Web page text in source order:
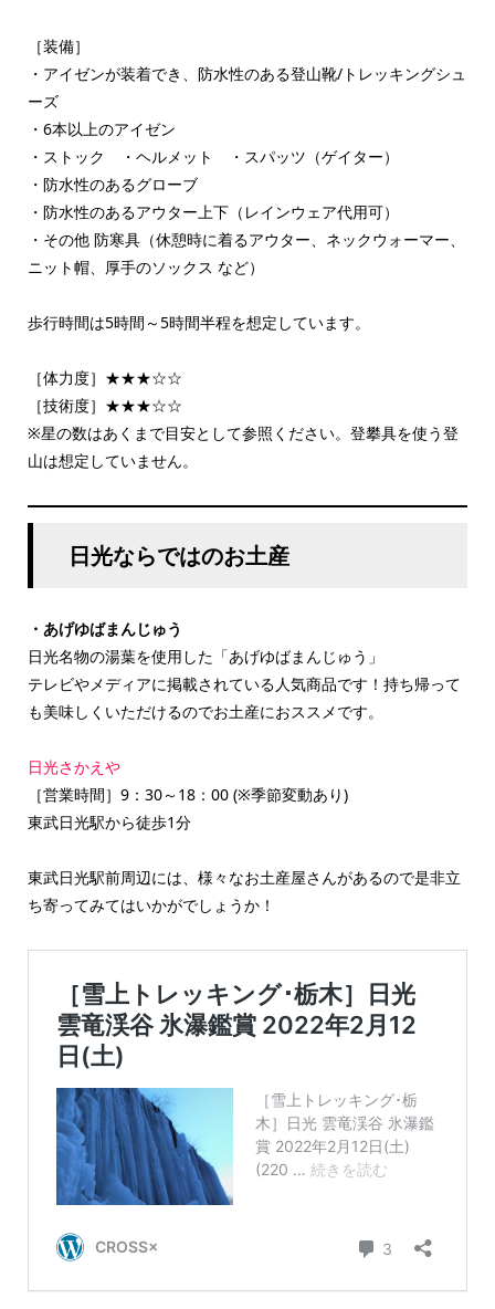
［装備］
・アイゼンが装着でき、防水性のある登山靴/トレッキングシュ
ーズ
・6本以上のアイゼン
・ストック ・ヘルメット ・スパッツ（ゲイター）
・防水性のあるグローブ
・防水性のあるアウター上下（レインウェア代用可）
・その他 防寒具（休憩時に着るアウター、ネックウォーマー、
ニット帽、厚手のソックス など）
歩行時間は5時間～5時間半程を想定しています。
［体力度］★★★☆☆
［技術度］★★★☆☆
※星の数はあくまで目安として参照ください。登攀具を使う登
山は想定していません。
日光ならではのお土産
・あげゆばまんじゅう
日光名物の湯葉を使用した「あげゆばまんじゅう」
テレビやメディアに掲載されている人気商品です！持ち帰って
も美味しくいただけるのでお土産におススメです。
日光さかえや
［営業時間］9：30～18：00 (※季節変動あり)
東武日光駅から徒歩1分
東武日光駅前周辺には、様々なお土産屋さんがあるので是非立
ち寄ってみてはいかがでしょうか！